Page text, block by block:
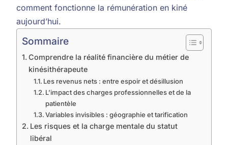
comment fonctionne la rémunération en kiné
aujourd’hui.
Sommaire
Comprendre la réalité financière du métier de
kinésithérapeute
Les revenus nets : entre espoir et désillusion
L’impact des charges professionnelles et de la
patientèle
Variables invisibles : géographie et tarification
Les risques et la charge mentale du statut
libéral